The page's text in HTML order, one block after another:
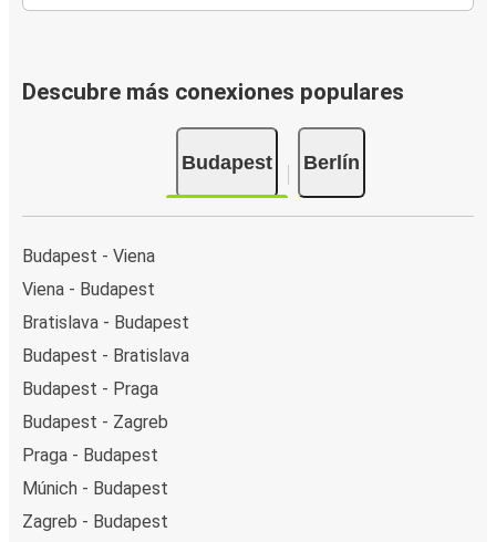
Descubre más conexiones populares
Budapest Berlín
Budapest - Viena
Viena - Budapest
Bratislava - Budapest
Budapest - Bratislava
Budapest - Praga
Budapest - Zagreb
Praga - Budapest
Múnich - Budapest
Zagreb - Budapest